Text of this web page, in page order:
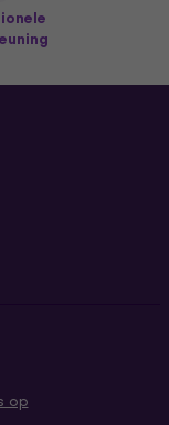
op